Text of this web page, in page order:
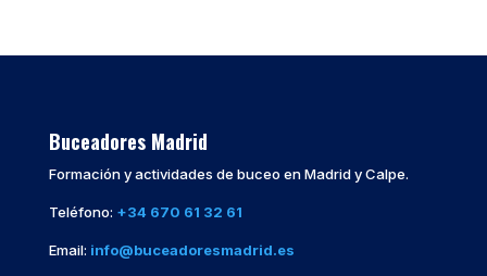
Buceadores Madrid
Formación y actividades de buceo en Madrid y Calpe.
Teléfono: +34 670 61 32 61
Email: info@buceadoresmadrid.es